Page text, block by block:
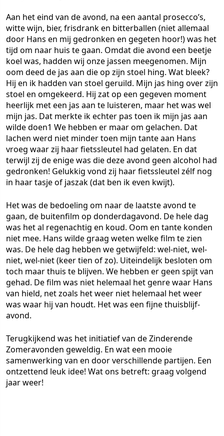
Aan het eind van de avond, na een aantal prosecco’s,
witte wijn, bier, frisdrank en bitterballen (niet allemaal
door Hans en mij gedronken en gegeten hoor!) was het
tijd om naar huis te gaan. Omdat die avond een beetje
koel was, hadden wij onze jassen meegenomen. Mijn
oom deed de jas aan die op zijn stoel hing. Wat bleek?
Hij en ik hadden van stoel geruild. Mijn jas hing over zijn
stoel en omgekeerd. Hij zat op een gegeven moment
heerlijk met een jas aan te luisteren, maar het was wel
mijn jas. Dat merkte ik echter pas toen ik mijn jas aan
wilde doen1 We hebben er maar om gelachen. Dat
lachen werd niet minder toen mijn tante aan Hans
vroeg waar zij haar fietssleutel had gelaten. En dat
terwijl zij de enige was die deze avond geen alcohol had
gedronken! Gelukkig vond zij haar fietssleutel zélf nog
in haar tasje of jaszak (dat ben ik even kwijt).
Het was de bedoeling om naar de laatste avond te
gaan, de buitenfilm op donderdagavond. De hele dag
was het al regenachtig en koud. Oom en tante konden
niet mee. Hans wilde graag weten welke film te zien
was. De hele dag hebben we getwijfeld: wel-niet, wel-
niet, wel-niet (keer tien of zo). Uiteindelijk besloten om
toch maar thuis te blijven. We hebben er geen spijt van
gehad. De film was niet helemaal het genre waar Hans
van hield, net zoals het weer niet helemaal het weer
was waar hij van houdt. Het was een fijne thuisblijf-
avond.
Terugkijkend was het initiatief van de Zinderende
Zomeravonden geweldig. En wat een mooie
samenwerking van en door verschillende partijen. Een
ontzettend leuk idee! Wat ons betreft: graag volgend
jaar weer!